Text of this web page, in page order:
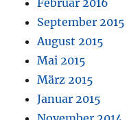
Februar 2016
September 2015
August 2015
Mai 2015
März 2015
Januar 2015